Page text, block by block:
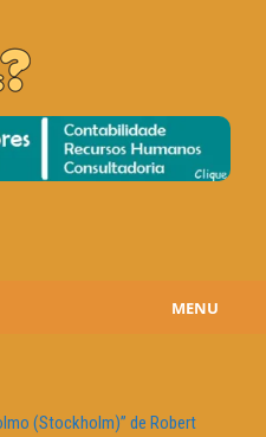
MENU
(Stockholm)” de Robert